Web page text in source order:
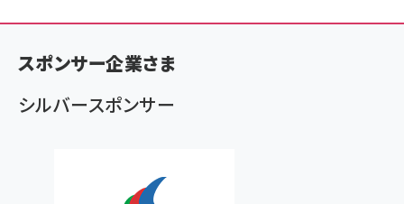
く
ず
スポンサー企業さま
シルバースポンサー